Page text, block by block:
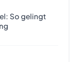
So gelingt